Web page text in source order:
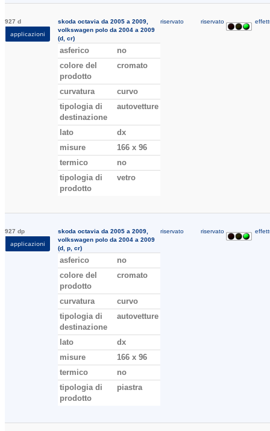
927 d
applicazioni
skoda octavia da 2005 a 2009,
volkswagen polo da 2004 a 2009
(d, cr)
asferico
no
colore del
prodotto
cromato
curvatura
curvo
tipologia di
destinazione
autovetture
lato
dx
misure
166 x 96
termico
no
tipologia di
prodotto
vetro
riservato riservato
927 dp
applicazioni
skoda octavia da 2005 a 2009,
volkswagen polo da 2004 a 2009
(d, p, cr)
asferico
no
colore del
prodotto
cromato
curvatura
curvo
tipologia di
destinazione
autovetture
lato
dx
misure
166 x 96
termico
no
tipologia di
prodotto
piastra
riservato riservato